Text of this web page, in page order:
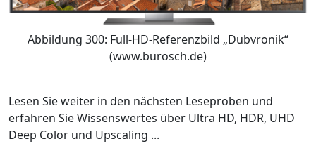
Abbildung 300: Full-HD-Referenzbild „Dubvronik“
(www.burosch.de)
Lesen Sie weiter in den nächsten Leseproben und
erfahren Sie Wissenswertes über Ultra HD, HDR, UHD
Deep Color und Upscaling ...